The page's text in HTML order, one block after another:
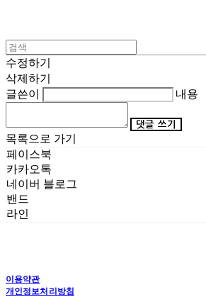
수정하기
삭제하기
글쓴이
내용
댓글 쓰기
목록으로 가기
페이스북
카카오톡
네이버 블로그
밴드
라인
이용약관
개인정보처리방침